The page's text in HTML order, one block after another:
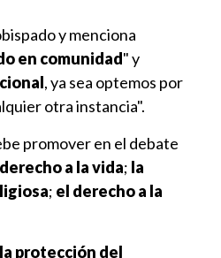
y menciona
en comunidad" y
, ya sea optemos por
otra instancia".
promover en el debate
a la vida; la
; el derecho a la
la protección del